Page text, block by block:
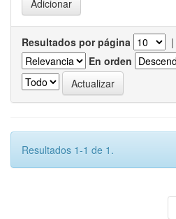
Resultados por página |
En orden
Resultados 1-1 de 1.